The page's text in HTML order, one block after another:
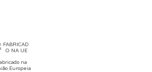
na
Europeia